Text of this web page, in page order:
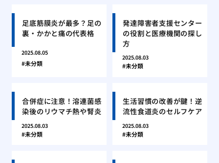
足底筋膜炎が最多？足の
裏・かかと痛の代表格
2025.08.05
未分類
発達障害者支援センター
の役割と医療機関の探し
方
2025.08.03
未分類
合併症に注意！溶連菌感
染後のリウマチ熱や腎炎
2025.08.03
未分類
生活習慣の改善が鍵！逆
流性食道炎のセルフケア
2025.08.03
未分類